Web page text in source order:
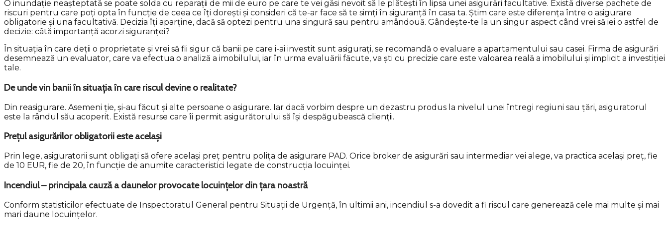
O inundație neașteptată se poate solda cu reparații de mii de euro pe care te vei găsi nevoit să le plătești în lipsa unei asigurări facultative. Există diverse pachete de
riscuri pentru care poți opta în funcție de ceea ce îți dorești și consideri că te-ar face să te simți în siguranță în casa ta. Știm care este diferența între o asigurare
obligatorie și una facultativă. Decizia îți aparține, dacă să optezi pentru una singură sau pentru amândouă. Gândește-te la un singur aspect când vrei să iei o astfel de
decizie: câtă importanță acorzi siguranței?
În situația în care deții o proprietate și vrei să fii sigur că banii pe care i-ai investit sunt asigurați, se recomandă o evaluare a apartamentului sau casei. Firma de asigurări
desemnează un evaluator, care va efectua o analiză a imobilului, iar în urma evaluării făcute, va ști cu precizie care este valoarea reală a imobilului și implicit a investiției
tale.
De unde vin banii în situația în care riscul devine o realitate?
Din reasigurare. Asemeni ție, și-au făcut și alte persoane o asigurare. Iar dacă vorbim despre un dezastru produs la nivelul unei întregi regiuni sau țări, asiguratorul
este la rândul său acoperit. Există resurse care îi permit asigurătorului să își despăgubească clienții.
Prețul asigurărilor obligatorii este același
Prin lege, asiguratorii sunt obligați să ofere același preț pentru polița de asigurare PAD. Orice broker de asigurări sau intermediar vei alege, va practica același preț, fie
de 10 EUR, fie de 20, în funcție de anumite caracteristici legate de construcția locuinței.
Incendiul – principala cauză a daunelor provocate locuințelor din țara noastră
Conform statisticilor efectuate de Inspectoratul General pentru Situații de Urgență, în ultimii ani, incendiul s-a dovedit a fi riscul care generează cele mai multe și mai
mari daune locuințelor.